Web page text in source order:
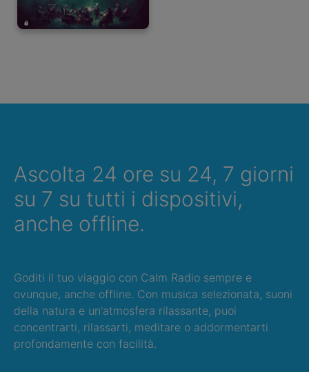
Ascolta 24 ore su 24, 7 giorni
su 7 su tutti i dispositivi,
anche offline.
Goditi il tuo viaggio con Calm Radio sempre e
ovunque, anche offline. Con musica selezionata, suoni
della natura e un'atmosfera rilassante, puoi
concentrarti, rilassarti, meditare o addormentarti
profondamente con facilità.